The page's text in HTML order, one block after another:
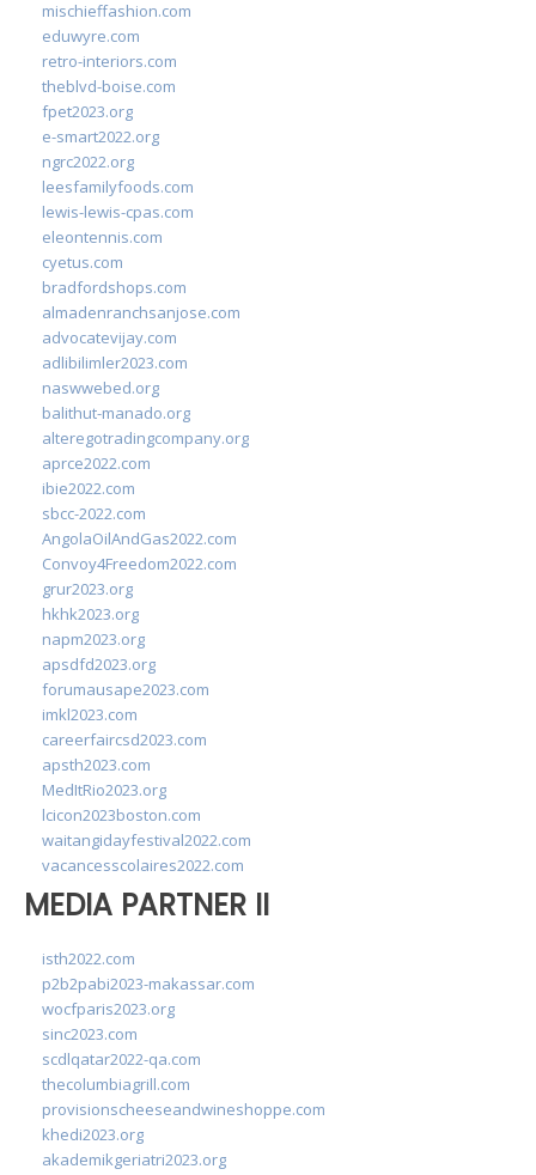
mischieffashion.com
eduwyre.com
retro-interiors.com
theblvd-boise.com
fpet2023.org
e-smart2022.org
ngrc2022.org
leesfamilyfoods.com
lewis-lewis-cpas.com
eleontennis.com
cyetus.com
bradfordshops.com
almadenranchsanjose.com
advocatevijay.com
adlibilimler2023.com
naswwebed.org
balithut-manado.org
alteregotradingcompany.org
aprce2022.com
ibie2022.com
sbcc-2022.com
AngolaOilAndGas2022.com
Convoy4Freedom2022.com
grur2023.org
hkhk2023.org
napm2023.org
apsdfd2023.org
forumausape2023.com
imkl2023.com
careerfaircsd2023.com
apsth2023.com
MedItRio2023.org
lcicon2023boston.com
waitangidayfestival2022.com
vacancesscolaires2022.com
MEDIA PARTNER II
isth2022.com
p2b2pabi2023-makassar.com
wocfparis2023.org
sinc2023.com
scdlqatar2022-qa.com
thecolumbiagrill.com
provisionscheeseandwineshoppe.com
khedi2023.org
akademikgeriatri2023.org